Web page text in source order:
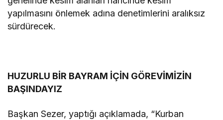
yapılmasını önlemek adına denetimlerini aralıksız
sürdürecek.
HUZURLU BİR BAYRAM İÇİN GÖREVİMİZİN
BAŞINDAYIZ
Başkan Sezer, yaptığı açıklamada, “Kurban